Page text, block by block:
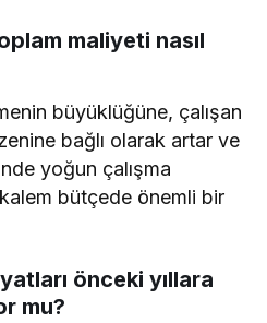
maliyeti nasıl
büyüklüğüne, çalışan
bağlı olarak artar ve
yoğun çalışma
bütçede önemli bir
önceki yıllara
mu?